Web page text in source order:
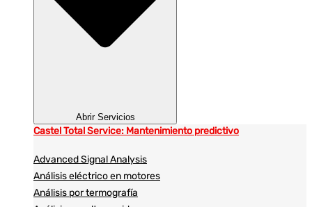
Abrir Servicios
Castel Total Service: Mantenimiento predictivo
Advanced Signal Analysis
Análisis eléctrico en motores
Análisis por termografía